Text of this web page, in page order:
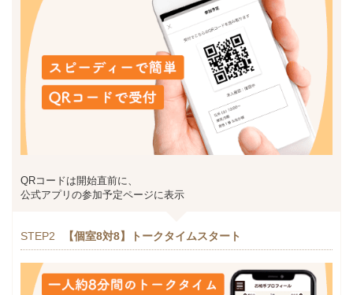
QRコードは開始直前に、
公式アプリの参加予定ページに表示
STEP2 【個室8対8】トークタイムスタート